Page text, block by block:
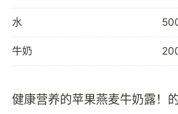
水
牛奶
健康营养的苹果燕麦牛奶露！